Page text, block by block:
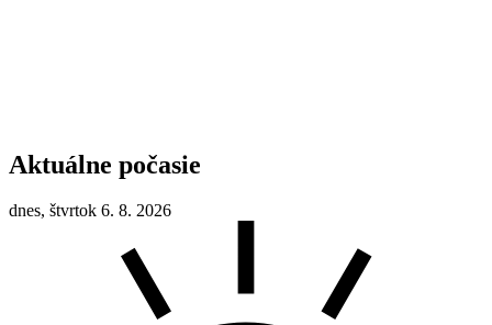
Aktuálne počasie
dnes, štvrtok 6. 8. 2026